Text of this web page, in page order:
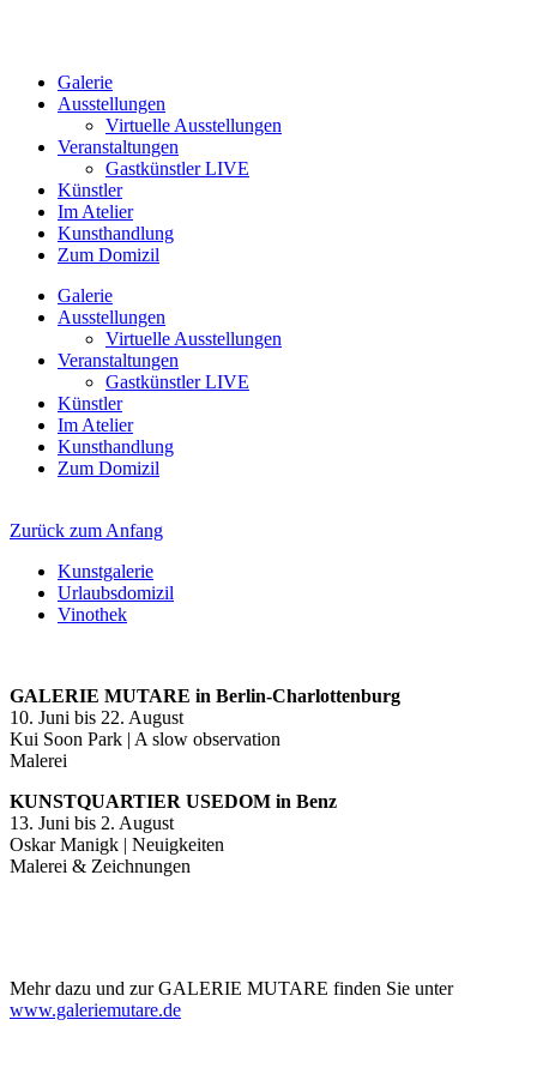
Galerie
Ausstellungen
Virtuelle Ausstellungen
Veranstaltungen
Gastkünstler LIVE
Künstler
Im Atelier
Kunsthandlung
Zum Domizil
Galerie
Ausstellungen
Virtuelle Ausstellungen
Veranstaltungen
Gastkünstler LIVE
Künstler
Im Atelier
Kunsthandlung
Zum Domizil
Zurück zum Anfang
Kunstgalerie
Urlaubsdomizil
Vinothek
GALERIE MUTARE in Berlin-Charlottenburg
10. Juni bis 22. August
Kui Soon Park | A slow observation
Malerei
KUNSTQUARTIER USEDOM in Benz
13. Juni bis 2. August
Oskar Manigk | Neuigkeiten
Malerei & Zeichnungen
Mehr dazu und zur GALERIE MUTARE finden Sie unter
www.galeriemutare.de